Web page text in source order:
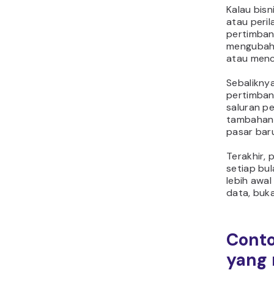
Kalau
atau
atau
saluran
pasar
Terakhir,
setiap
lebih
data,
yang